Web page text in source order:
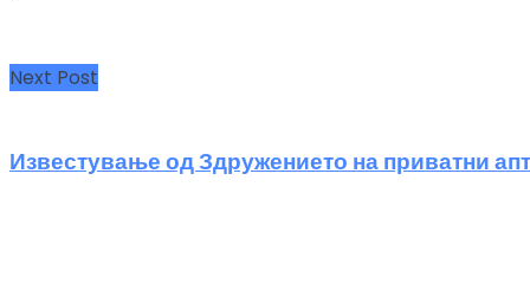
Next Post
Известување од Здружението на приватни